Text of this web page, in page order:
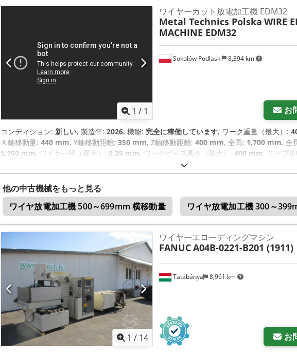
1 / 1
Sokołów Podlaski 8,394 km
ワイヤーカット放電加工機 EDM32
Metal Technics Polska WIRE
MACHINE EDM32
お
コンディション: 新しい, 製造年: 2026, 機能: 完全に稼働しています, ワーク重量（最大）:
Ｘ軸移動量: 440 mm, Y軸移動距離: 350 mm, Z軸移動距離: 400 mm, 全高: 1,700 mm, 全
1,150 mm, ワイヤー径（最大）: 0.25 mm, ワークピース高さ（最大）: 400 mm, テーブ
, 空車重量:
圧:400 V, 装備:ドキュメント / マニュアル, 冷却ユニット,
他の中古機械をもっと見る
ワイヤ放電加工機 500～699mm 横移動量
ワイヤ放電加工機 300～
1 / 14
Tatabánya 8,961 km
ワイヤーエローディングマシン
FANUCA04B-0221-B201 (1911)
お